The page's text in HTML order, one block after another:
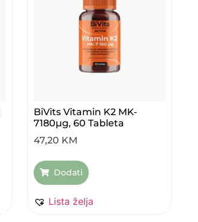
BiVits Vitamin K2 MK-
7180µg, 60 Tableta
47,20 KM
Dodati
Lista želja